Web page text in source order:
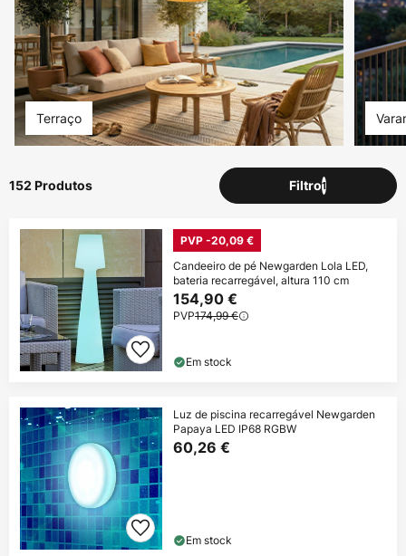
Terraço
152 Produtos Filtro1
PVP -20,09 €
Candeeiro de pé Newgarden Lola LED,
bateria recarregável, altura 110 cm
154,90 €
PVP174,99 €
Em stock
Luz de piscina recarregável Newgarden
Papaya LED IP68 RGBW
60,26 €
Em stock